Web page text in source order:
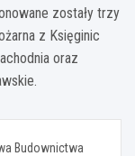
zostały trzy
z Księginic
oraz
Budownictwa